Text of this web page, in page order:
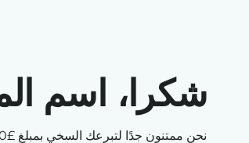
شكرا، اسم
نحن ممتنون جدًا لتبرعك السخي بمبلغ £0.